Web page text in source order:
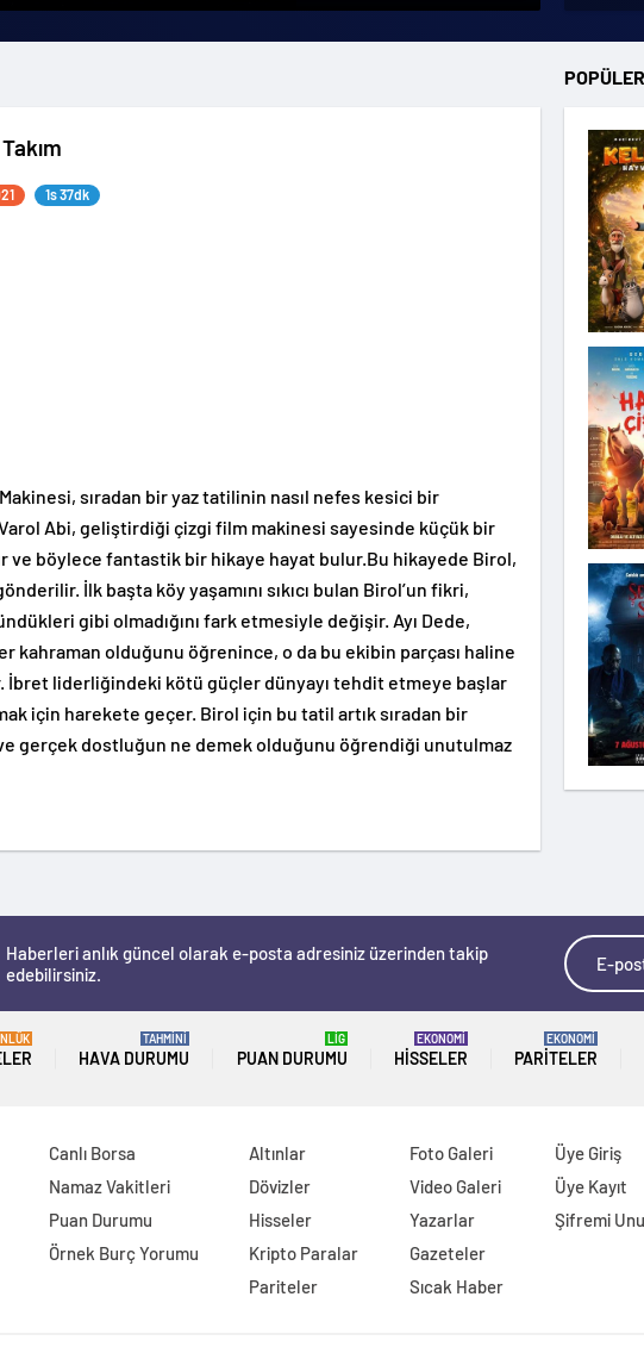
1s 37dk
sıradan bir yaz tatilinin nasıl nefes kesici bir
Abi, geliştirdiği çizgi film makinesi sayesinde küçük bir
ve böylece fantastik bir hikaye hayat bulur.Bu hikayede Birol,
İlk başta köy yaşamını sıkıcı bulan Birol’un fikri,
gibi olmadığını fark etmesiyle değişir. Ayı Dede,
kahraman olduğunu öğrenince, o da bu ekibin parçası haline
İbret liderliğindeki kötü güçler dünyayı tehdit etmeye başlar
için harekete geçer. Birol için bu tatil artık sıradan bir
gerçek dostluğun ne demek olduğunu öğrendiği unutulmaz
Haberleri anlık güncel olarak e-posta adresiniz üzerinden takip
edebilirsiniz.
HAVA DURUMU
TAHMİNİ
PUAN DURUMU
LİG
HISSELER
EKONOMİ
PARITELER
EKONOMİ
Canlı Borsa
Namaz Vakitleri
Puan Durumu
Örnek Burç Yorumu
Altınlar
Dövizler
Hisseler
Kripto Paralar
Pariteler
Foto Galeri
Video Galeri
Yazarlar
Gazeteler
Sıcak Haber
Üye Giriş
Üye Kayıt
Şifremi